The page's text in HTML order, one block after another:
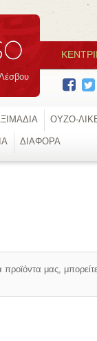
ΟΥΖΟ-
ΔΙΑΦΟΡΑ
προϊόντα μας,